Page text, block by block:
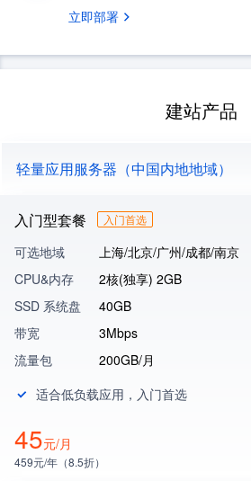
立即部署
建站产品
轻量应用服务器（中国内地地域）
入门型套餐 入门首选
可选地域
上海/北京/广州/成都/南京
CPU&内存
2核(独享) 2GB
SSD 系统盘
40GB
带宽
3Mbps
流量包
200GB/月
适合低负载应用，入门首选
45元/月
459元/年（8.5折）